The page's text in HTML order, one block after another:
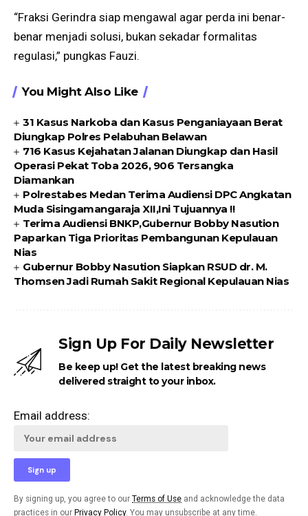
“Fraksi Gerindra siap mengawal agar perda ini benar-
benar menjadi solusi, bukan sekadar formalitas
regulasi,” pungkas Fauzi.
You Might Also Like
31 Kasus Narkoba dan Kasus Penganiayaan Berat
Diungkap Polres Pelabuhan Belawan
716 Kasus Kejahatan Jalanan Diungkap dan Hasil
Operasi Pekat Toba 2026, 906 Tersangka
Diamankan
Polrestabes Medan Terima Audiensi DPC Angkatan
Muda Sisingamangaraja XII,Ini Tujuannya !!
Terima Audiensi BNKP,Gubernur Bobby Nasution
Paparkan Tiga Prioritas Pembangunan Kepulauan
Nias
Gubernur Bobby Nasution Siapkan RSUD dr. M.
Thomsen Jadi Rumah Sakit Regional Kepulauan Nias
Sign Up For Daily Newsletter
Be keep up! Get the latest breaking news
delivered straight to your inbox.
Email address:
By signing up, you agree to our Terms of Use and acknowledge the data
practices in our Privacy Policy. You may unsubscribe at any time.